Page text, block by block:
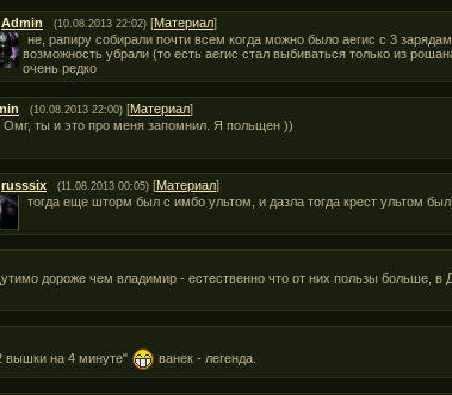
Admin (10.08.2013 22:02) [Материал]
не, рапиру собирали почти всем когда можно было аегис с 3
возможность убрали (то есть аегис стал выбиваться только из
очень редко
(10.08.2013 22:00) [Материал]
Омг, ты и это про меня запомнил. Я польщен ))
russsix (11.08.2013 00:05) [Материал]
тогда еще шторм был с имбо ультом, и дазла тогда крест ультом
дороже чем владимир - естественно что от них пользы больше, в
вышки на 4 минуте"
ванек - легенда.